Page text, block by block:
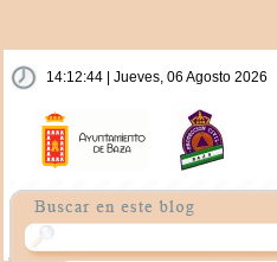
14:12:44 | Jueves, 06 Agosto 2026